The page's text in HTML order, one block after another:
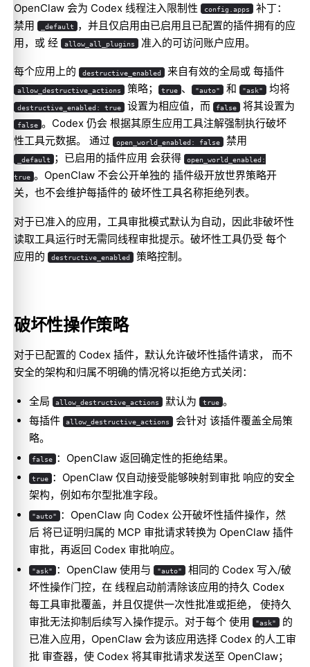
OpenClaw 会为 Codex 线程注入限制性 config.apps 补丁：
禁用
_default ，并且仅启用由已启用且已配置的插件拥有的应
用，或 经
allow_all_plugins 准入的可访问账户应用。
每个应用上的 destructive_enabled 来自有效的全局或 每插件
allow_destructive_actions 策略； true 、 "auto" 和 "ask" 均将
destructive_enabled: true 设置为相应值，而 false 将其设置为
false 。Codex 仍会 根据其原生应用工具注解强制执行破坏
性工具元数据。 通过
open_world_enabled: false 禁用
_default ；已启用的插件应用 会获得 open_world_enabled:
true 。OpenClaw 不会公开单独的 插件级开放世界策略开
关，也不会维护每插件的 破坏性工具名称拒绝列表。
对于已准入的应用，工具审批模式默认为自动，因此非破坏性
读取工具运行时无需同线程审批提示。破坏性工具仍受 每个
应用的
destructive_enabled 策略控制。
破坏性操作策略
对于已配置的 Codex 插件，默认允许破坏性插件请求， 而不
安全的架构和归属不明确的情况将以拒绝方式关闭：
全局 allow_destructive_actions 默认为 true 。
每插件
allow_destructive_actions
会针对 该插件覆盖全局策
略。
false ：OpenClaw 返回确定性的拒绝结果。
true ：OpenClaw 仅自动接受能够映射到审批 响应的安全
架构，例如布尔型批准字段。
"auto"
：OpenClaw 向 Codex 公开破坏性插件操作，然
后 将已证明归属的 MCP 审批请求转换为 OpenClaw 插件
审批，再返回 Codex 审批响应。
"ask" ：OpenClaw 使用与 "auto" 相同的 Codex 写入/破
坏性操作门控，在 线程启动前清除该应用的持久 Codex
每工具审批覆盖，并且仅提供一次性批准或拒绝， 使持久
审批无法抑制后续写入操作提示。对于每个 使用
"ask"
的
已准入应用，OpenClaw 会为该应用选择 Codex 的人工审
批 审查器，使 Codex 将其审批请求发送至 OpenClaw；